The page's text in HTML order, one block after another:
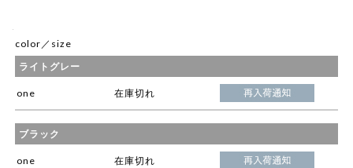
color／size
ライトグレー
one 在庫切れ
ブラック
one 在庫切れ